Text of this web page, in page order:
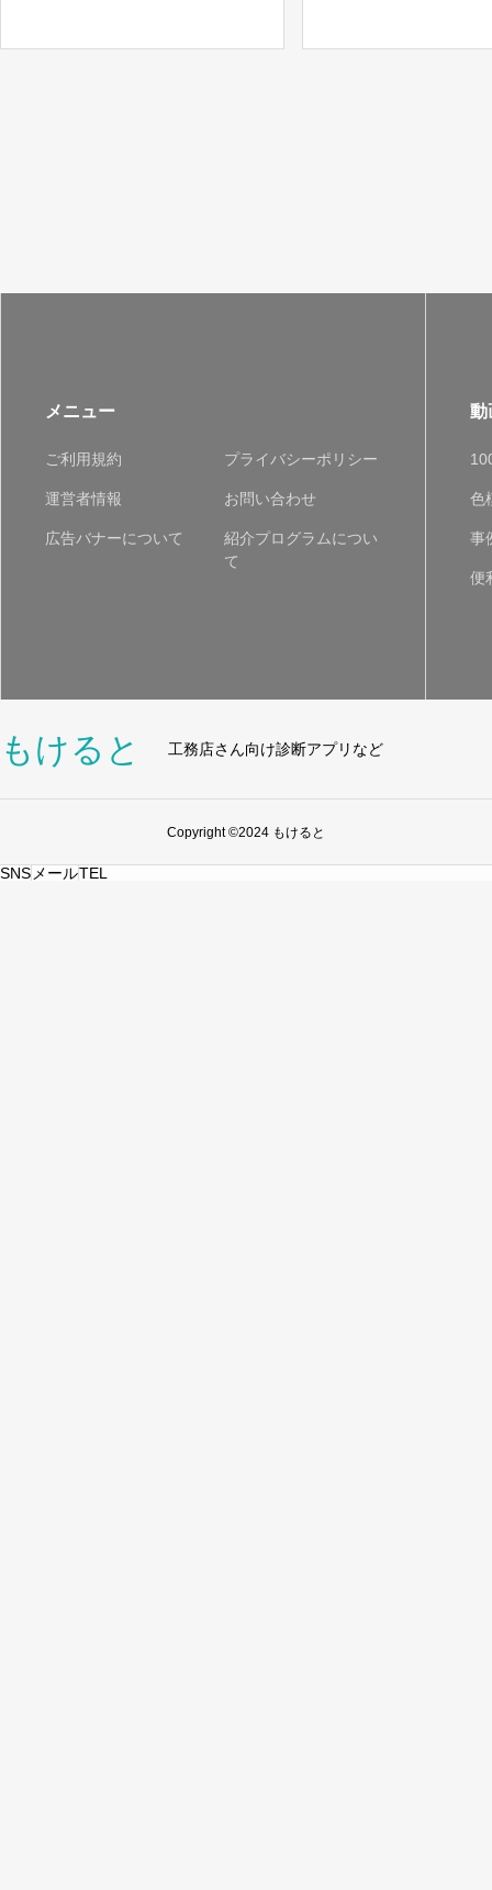
メニュー
ご利用規約 プライバシーポリシー
運営者情報 お問い合わせ
広告バナーについて
紹介プログラムについ
て
動
色
事
便
もけると 工務店さん向け診断アプリなど
Copyright ©2024 もけると
SNS メールTEL